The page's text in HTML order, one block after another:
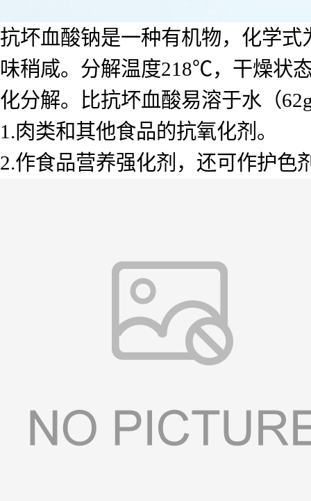
抗坏血酸钠是一种有机物，化学
味稍咸。分解温度218℃，干燥状
化分解。比抗坏血酸易溶于水（
1.肉类和其他食品的抗氧化剂。
2.作食品营养强化剂，还可作护色